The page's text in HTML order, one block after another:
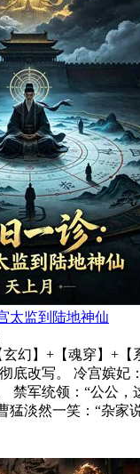
太监到陆地神仙
玄幻】+【魂穿】+
底改写。 冷宫嫔妃
禁军统领：“公公
猛淡然一笑：“杂家